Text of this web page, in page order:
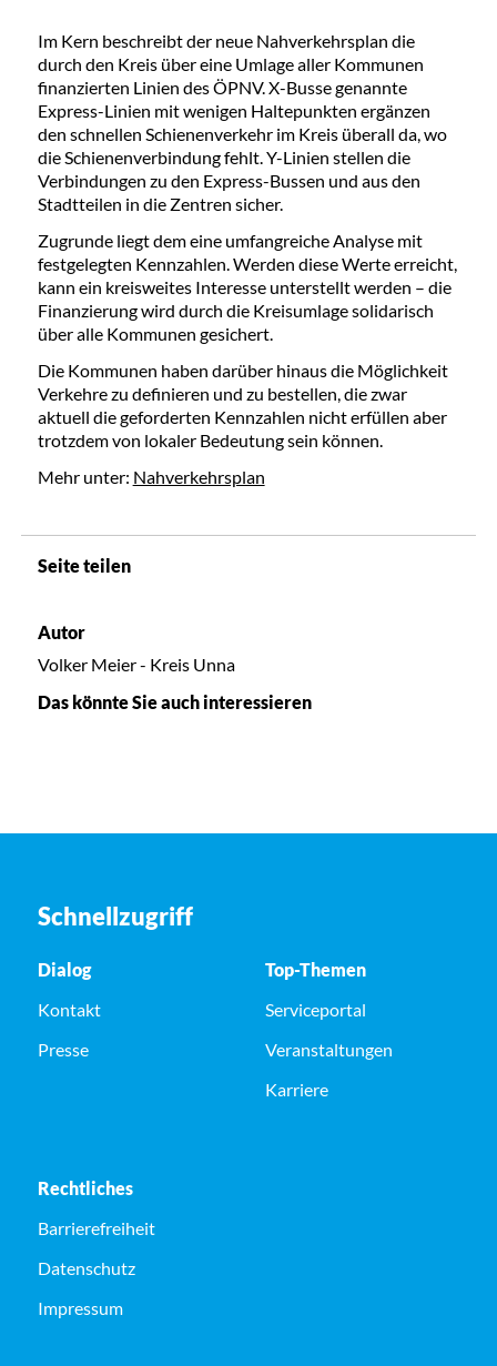
Im Kern beschreibt der neue Nahverkehrsplan die
durch den Kreis über eine Umlage aller Kommunen
finanzierten Linien des ÖPNV. X-Busse genannte
Express-Linien mit wenigen Haltepunkten ergänzen
den schnellen Schienenverkehr im Kreis überall da, wo
die Schienenverbindung fehlt. Y-Linien stellen die
Verbindungen zu den Express-Bussen und aus den
Stadtteilen in die Zentren sicher.
Zugrunde liegt dem eine umfangreiche Analyse mit
festgelegten Kennzahlen. Werden diese Werte erreicht,
kann ein kreisweites Interesse unterstellt werden – die
Finanzierung wird durch die Kreisumlage solidarisch
über alle Kommunen gesichert.
Die Kommunen haben darüber hinaus die Möglichkeit
Verkehre zu definieren und zu bestellen, die zwar
aktuell die geforderten Kennzahlen nicht erfüllen aber
trotzdem von lokaler Bedeutung sein können.
Mehr unter: Nahverkehrsplan
Seite teilen
Autor
Volker Meier - Kreis Unna
Das könnte Sie auch interessieren
Schnellzugriff
Dialog
Kontakt
Presse
Top-Themen
Serviceportal
Veranstaltungen
Karriere
Rechtliches
Barrierefreiheit
Datenschutz
Impressum